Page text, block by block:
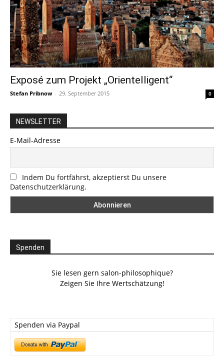
Exposé zum Projekt „Orientelligent“
Stefan Pribnow - 29. September 2015 0
NEWSLETTER
E-Mail-Adresse
Indem Du fortfährst, akzeptierst Du unsere
Datenschutzerklärung.
Spenden
Sie lesen gern salon-philosophique?
Zeigen Sie Ihre Wertschätzung!
Spenden via Paypal